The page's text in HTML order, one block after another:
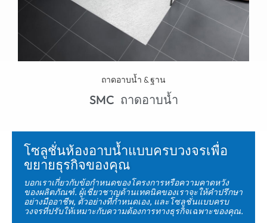
ถาดอาบน้ำ & ฐาน
SMC ถาดอาบน้ำ
โซลูชั่นห้องอาบน้ำแบบครบวงจรเพื่อ
ขยายธุรกิจของคุณ
บอกเราเกี่ยวกับข้อกำหนดของโครงการหรือความคาดหวัง
ของผลิตภัณฑ์. ผู้เชี่ยวชาญด้านเทคนิคของเราจะให้คำปรึกษา
อย่างมืออาชีพ, ตัวอย่างที่กำหนดเอง, และโซลูชั่นแบบครบ
วงจรที่ปรับให้เหมาะกับความต้องการทางธุรกิจเฉพาะของคุณ.